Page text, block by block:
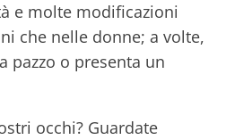
e molte modificazioni
che nelle donne; a volte,
pazzo o presenta un
occhi? Guardate